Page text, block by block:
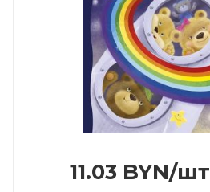
11.03 BYN/шт